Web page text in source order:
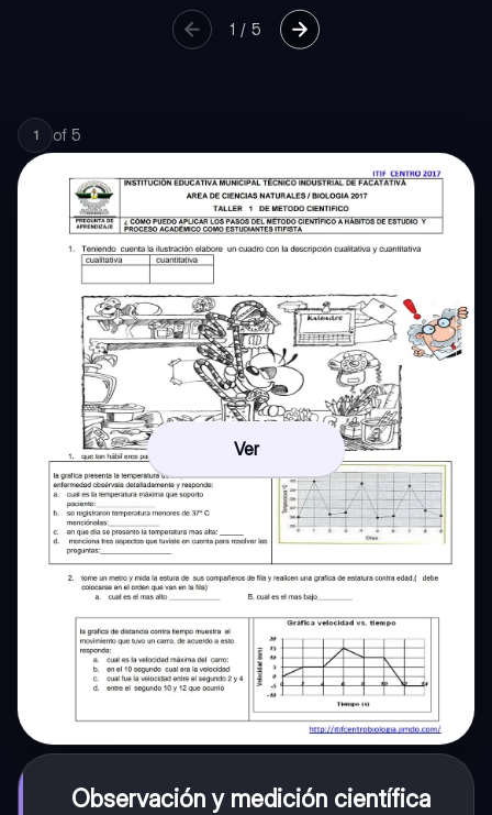
1 /5
1 of 5
Ver
Observación y medición científica